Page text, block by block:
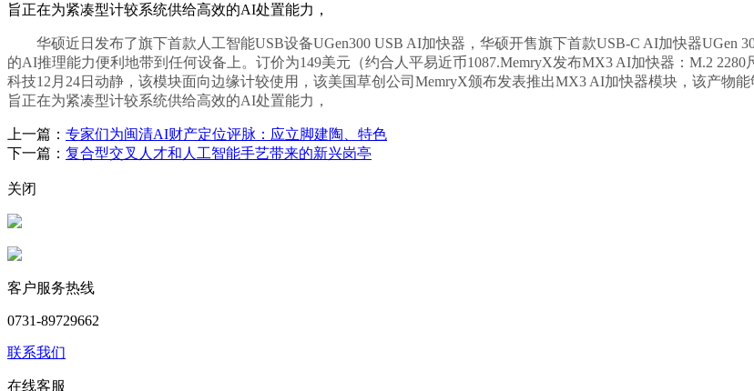
旨正在为紧凑型计较系统供给高效的AI处置能力，
华硕近日发布了旗下首款人工智能USB设备UGen300 USB AI加快器，华硕开售旗下首款USB-C AI加快器UGen
的AI推理能力便利地带到任何设备上。订价为149美元（约合人平易近币1087.MemryX发布MX3 AI加快器：M.2
科技12月24日动静，该模块面向边缘计较使用，该美国草创公司MemryX颁布发表推出MX3 AI加快器模块，该产物
旨正在为紧凑型计较系统供给高效的AI处置能力，
上一篇： 专家们为闽清AI财产定位评脉：应立脚建陶、特色
下一篇： 复合型交叉人才和人工智能手艺带来的新兴岗亭
关闭
客户服务热线
0731-89729662
联系我们
在线客服